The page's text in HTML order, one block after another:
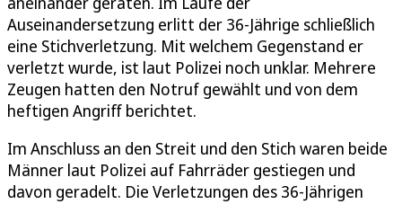
Auseinandersetzung erlitt der 36-Jährige schließlich
eine Stichverletzung. Mit welchem Gegenstand er
verletzt wurde, ist laut Polizei noch unklar. Mehrere
Zeugen hatten den Notruf gewählt und von dem
heftigen Angriff berichtet.
Im Anschluss an den Streit und den Stich waren beide
Männer laut Polizei auf Fahrräder gestiegen und
davon geradelt. Die Verletzungen des 36-Jährigen